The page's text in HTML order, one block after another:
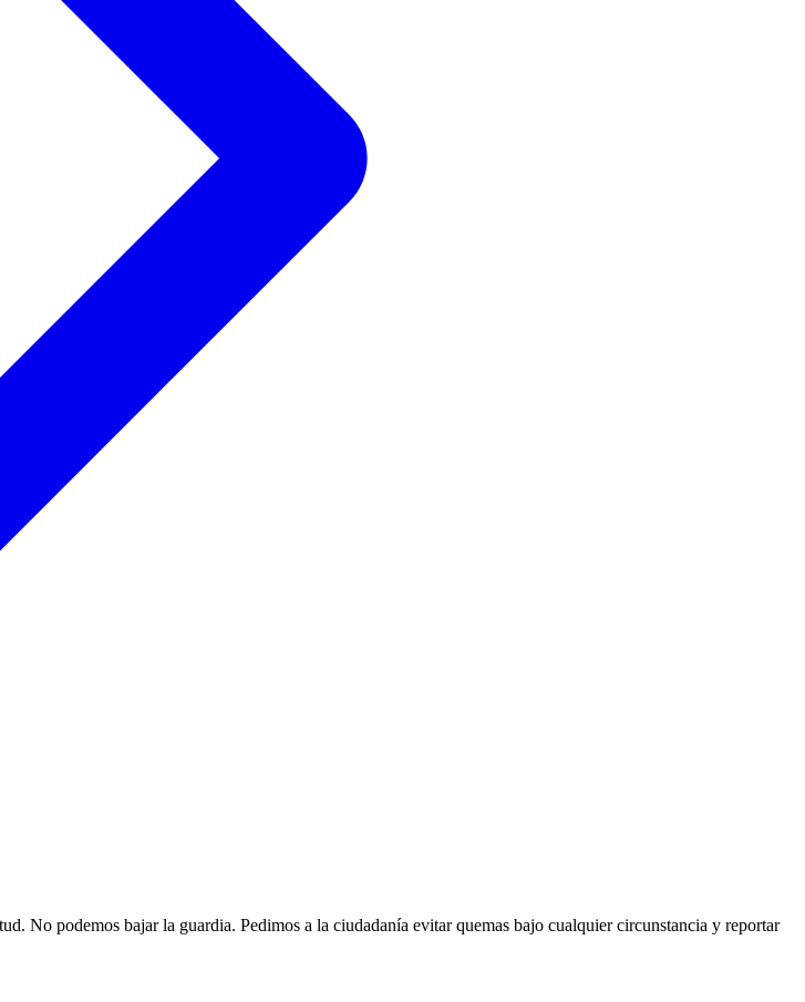
No podemos bajar la guardia. Pedimos a la ciudadanía evitar quemas bajo cualquier circunstancia y reportar